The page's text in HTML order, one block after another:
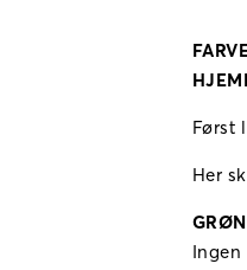
Først
Her
Ingen